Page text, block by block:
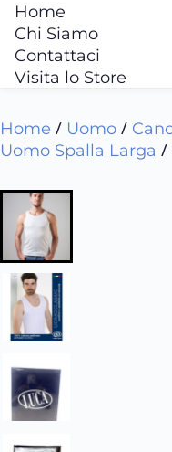
Home
Chi Siamo
Contattaci
Visita lo Store
Home / Uomo /
Uomo Spalla Larga /